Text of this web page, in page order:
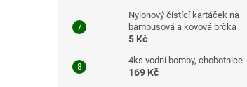
Nylonový čistící kartáček na
bambusová a kovová brčka
5 Kč
4ks vodní bomby, chobotnice
169 Kč